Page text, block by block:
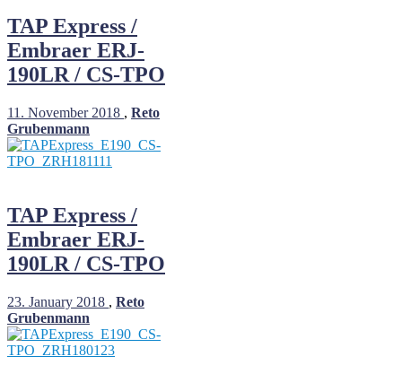
TAP Express /
Embraer ERJ-
190LR / CS-TPO
11. November 2018 , Reto
Grubenmann
TAP Express /
Embraer ERJ-
190LR / CS-TPO
23. January 2018 , Reto
Grubenmann